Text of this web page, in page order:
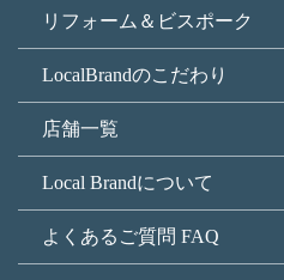
リフォーム＆ビスポーク
LocalBrandのこだわり
店舗一覧
Local Brandについて
よくあるご質問 FAQ